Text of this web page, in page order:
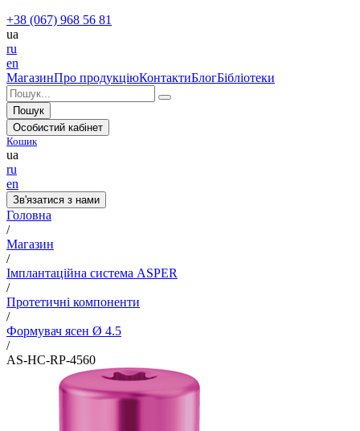
+38 (067) 968 56 81
ua
ru
en
МагазинПро продукціюКонтактиБлогБібліотеки
Пошук
Особистий кабінет
Кошик
ua
ru
en
Зв'язатися з нами
Головна
/
Магазин
/
Імплантаційна система ASPER
/
Протетичні компоненти
/
Формувач ясен Ø 4.5
/
AS-HC-RP-4560